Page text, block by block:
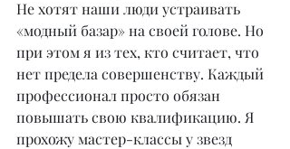
Не хотят наши люди устраивать
«модный базар» на своей голове. Но
при этом я из тех, кто считает, что
нет предела совершенству. Каждый
профессионал просто обязан
повышать свою квалификацию. Я
прохожу мастер-классы у звезд